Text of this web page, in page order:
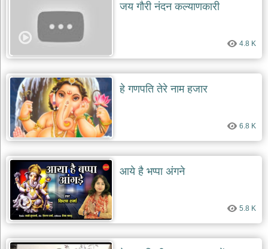
जय गौरी नंदन कल्याणकारी
4.8 K
हे गणपति तेरे नाम हजार
6.8 K
आये है भप्पा अंगने
5.8 K